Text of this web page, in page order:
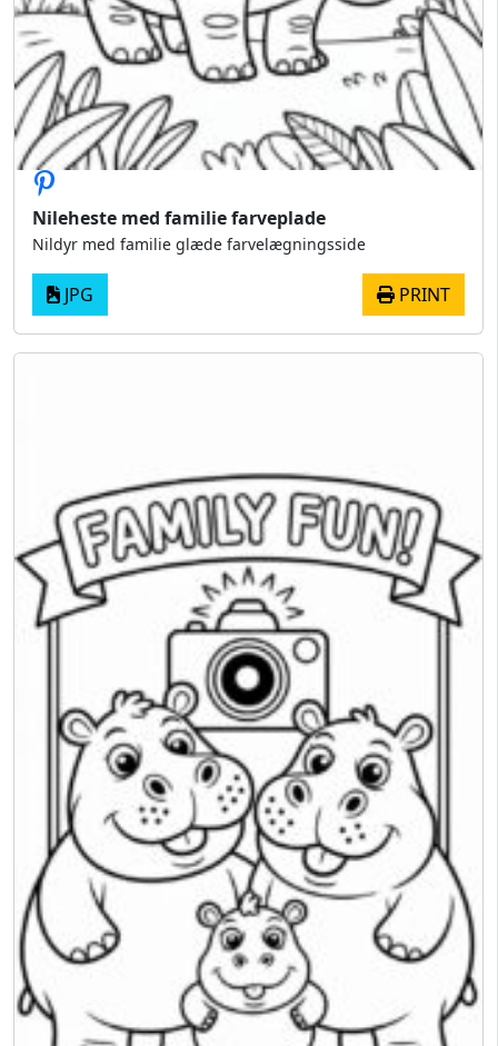
Nileheste med familie farveplade
Nildyr med familie glæde farvelægningsside
JPG PRINT